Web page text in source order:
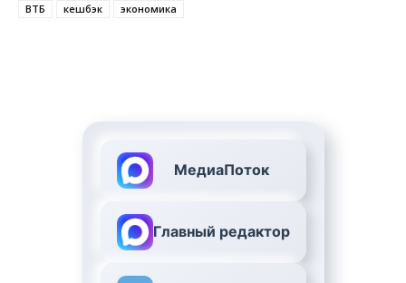
ВТБ кешбэк экономика
МедиаПоток
Главный редактор